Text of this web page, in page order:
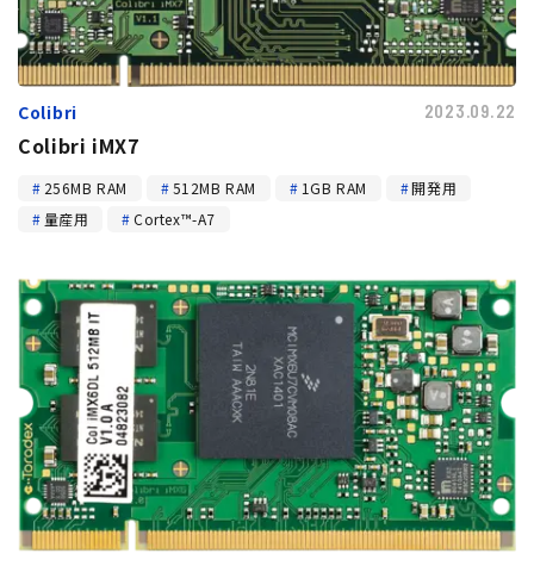
Colibri 2023.09.22
Colibri iMX7
256MB RAM 512MB RAM 1GB RAM
開発用
量産用
Cortex™-A7